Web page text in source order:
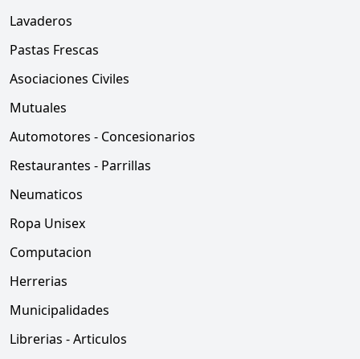
Lavaderos
Pastas Frescas
Asociaciones Civiles
Mutuales
Automotores - Concesionarios
Restaurantes - Parrillas
Neumaticos
Ropa Unisex
Computacion
Herrerias
Municipalidades
Librerias - Articulos